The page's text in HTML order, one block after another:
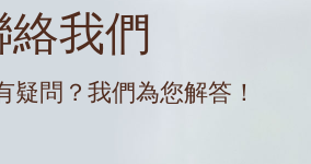
絡我們
疑問？我們為您解答！